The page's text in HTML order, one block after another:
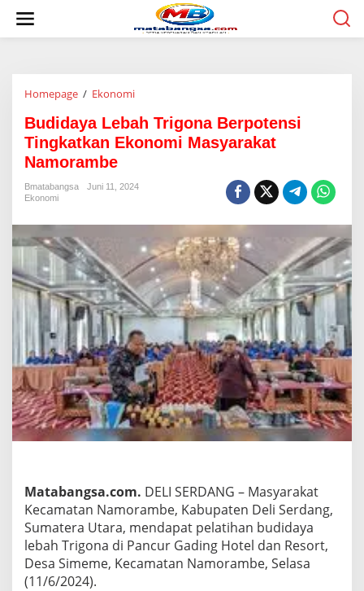
w
Homepage / Ekonomi
d
i
d
y
e
h
T
r
i
g
o
n
a
B
e
r
p
o
n
s
i
T
i
n
Budidaya Lebah Trigona Berpotensi
Tingkatkan Ekonomi Masyarakat
Namorambe
Bmatabangsa
Juni 11, 2024
Ekonomi
Matabangsa.com. DELI SERDANG – Masyarakat
Kecamatan Namorambe, Kabupaten Deli Serdang,
Sumatera Utara, mendapat pelatihan budidaya
lebah Trigona di Pancur Gading Hotel dan Resort,
Desa Simeme, Kecamatan Namorambe, Selasa
(11/6/2024).